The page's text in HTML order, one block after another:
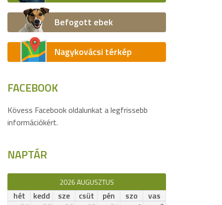
Befogott ebek
Nagykovácsi térkép
FACEBOOK
Kövess Facebook oldalunkat a legfrissebb
információkért.
NAPTÁR
2026 AUGUSZTUS
hét kedd sze csüt pén szo
vas